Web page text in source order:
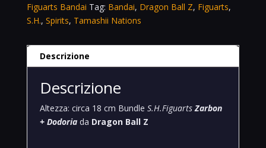
Figuarts Bandai Tag: Bandai, Dragon Ball Z, Figuarts,
S.H., Spirits, Tamashii Nations
Descrizione
Descrizione
Altezza: circa 18 cm Bundle S.H.FiguartsZarbon
+ Dodoriada Dragon Ball Z